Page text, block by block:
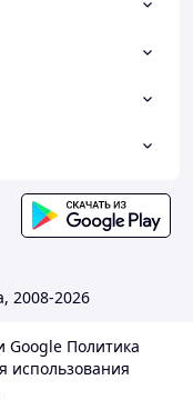
2008-2026
Google Политика
использования